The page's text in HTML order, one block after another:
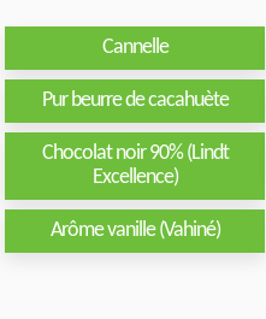
Cannelle
Pur beurre de cacahuète
Chocolat noir 90% (Lindt
Excellence)
Arôme vanille (Vahiné)